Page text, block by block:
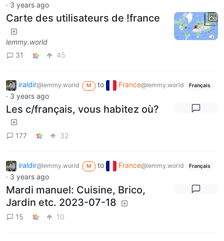
· 3 years ago
Carte des utilisateurs de !france
lemmy.world
31
45
iraldir@lemmy.world M to France@lemmy.world Français
· 3 years ago
Les c/français, vous habitez où?
177 32
iraldir@lemmy.world M to France@lemmy.world Français
· 3 years ago
Mardi manuel: Cuisine, Brico,
Jardin etc. 2023-07-18
15 10